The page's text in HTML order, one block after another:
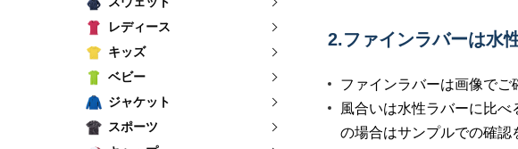
レディース
キッズ
ベビー
ジャケット
スポーツ
2.ファインラバーは水
ファインラバーは画像で
風合いは水性ラバーに比
の場合はサンプルでの確認